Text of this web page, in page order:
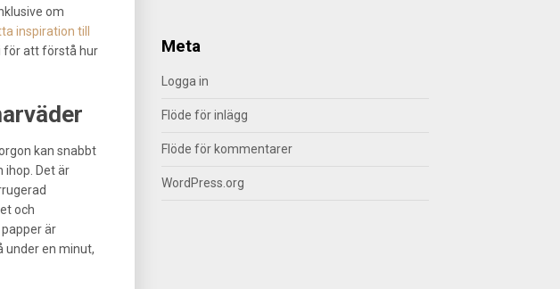
om
inspiration till
för att förstå hur
kan snabbt
ihop. Det är
och
är
under en minut,
Meta
Logga in
Flöde för inlägg
Flöde för kommentarer
WordPress.org